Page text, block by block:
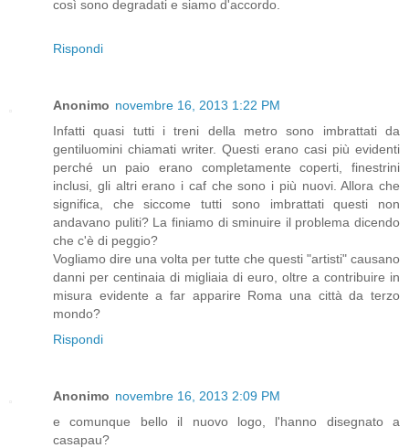
così sono degradati e siamo d'accordo.
Rispondi
Anonimo novembre 16, 2013 1:22 PM
Infatti quasi tutti i treni della metro sono imbrattati da
gentiluomini chiamati writer. Questi erano casi più evidenti
perché un paio erano completamente coperti, finestrini
inclusi, gli altri erano i caf che sono i più nuovi. Allora che
significa, che siccome tutti sono imbrattati questi non
andavano puliti? La finiamo di sminuire il problema dicendo
che c'è di peggio?
Vogliamo dire una volta per tutte che questi "artisti" causano
danni per centinaia di migliaia di euro, oltre a contribuire in
misura evidente a far apparire Roma una città da terzo
mondo?
Rispondi
Anonimo novembre 16, 2013 2:09 PM
e comunque bello il nuovo logo, l'hanno disegnato a
casapau?